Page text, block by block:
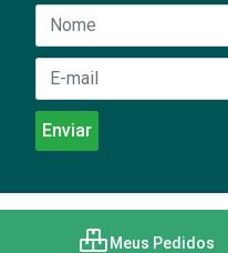
Meus Pedidos